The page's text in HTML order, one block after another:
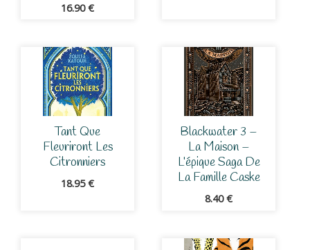
16.90€
Tant Que
Fleuriront Les
Citronniers
18.95€
Blackwater 3 –
La Maison –
L’épique Saga De
La Famille Caske
8.40€